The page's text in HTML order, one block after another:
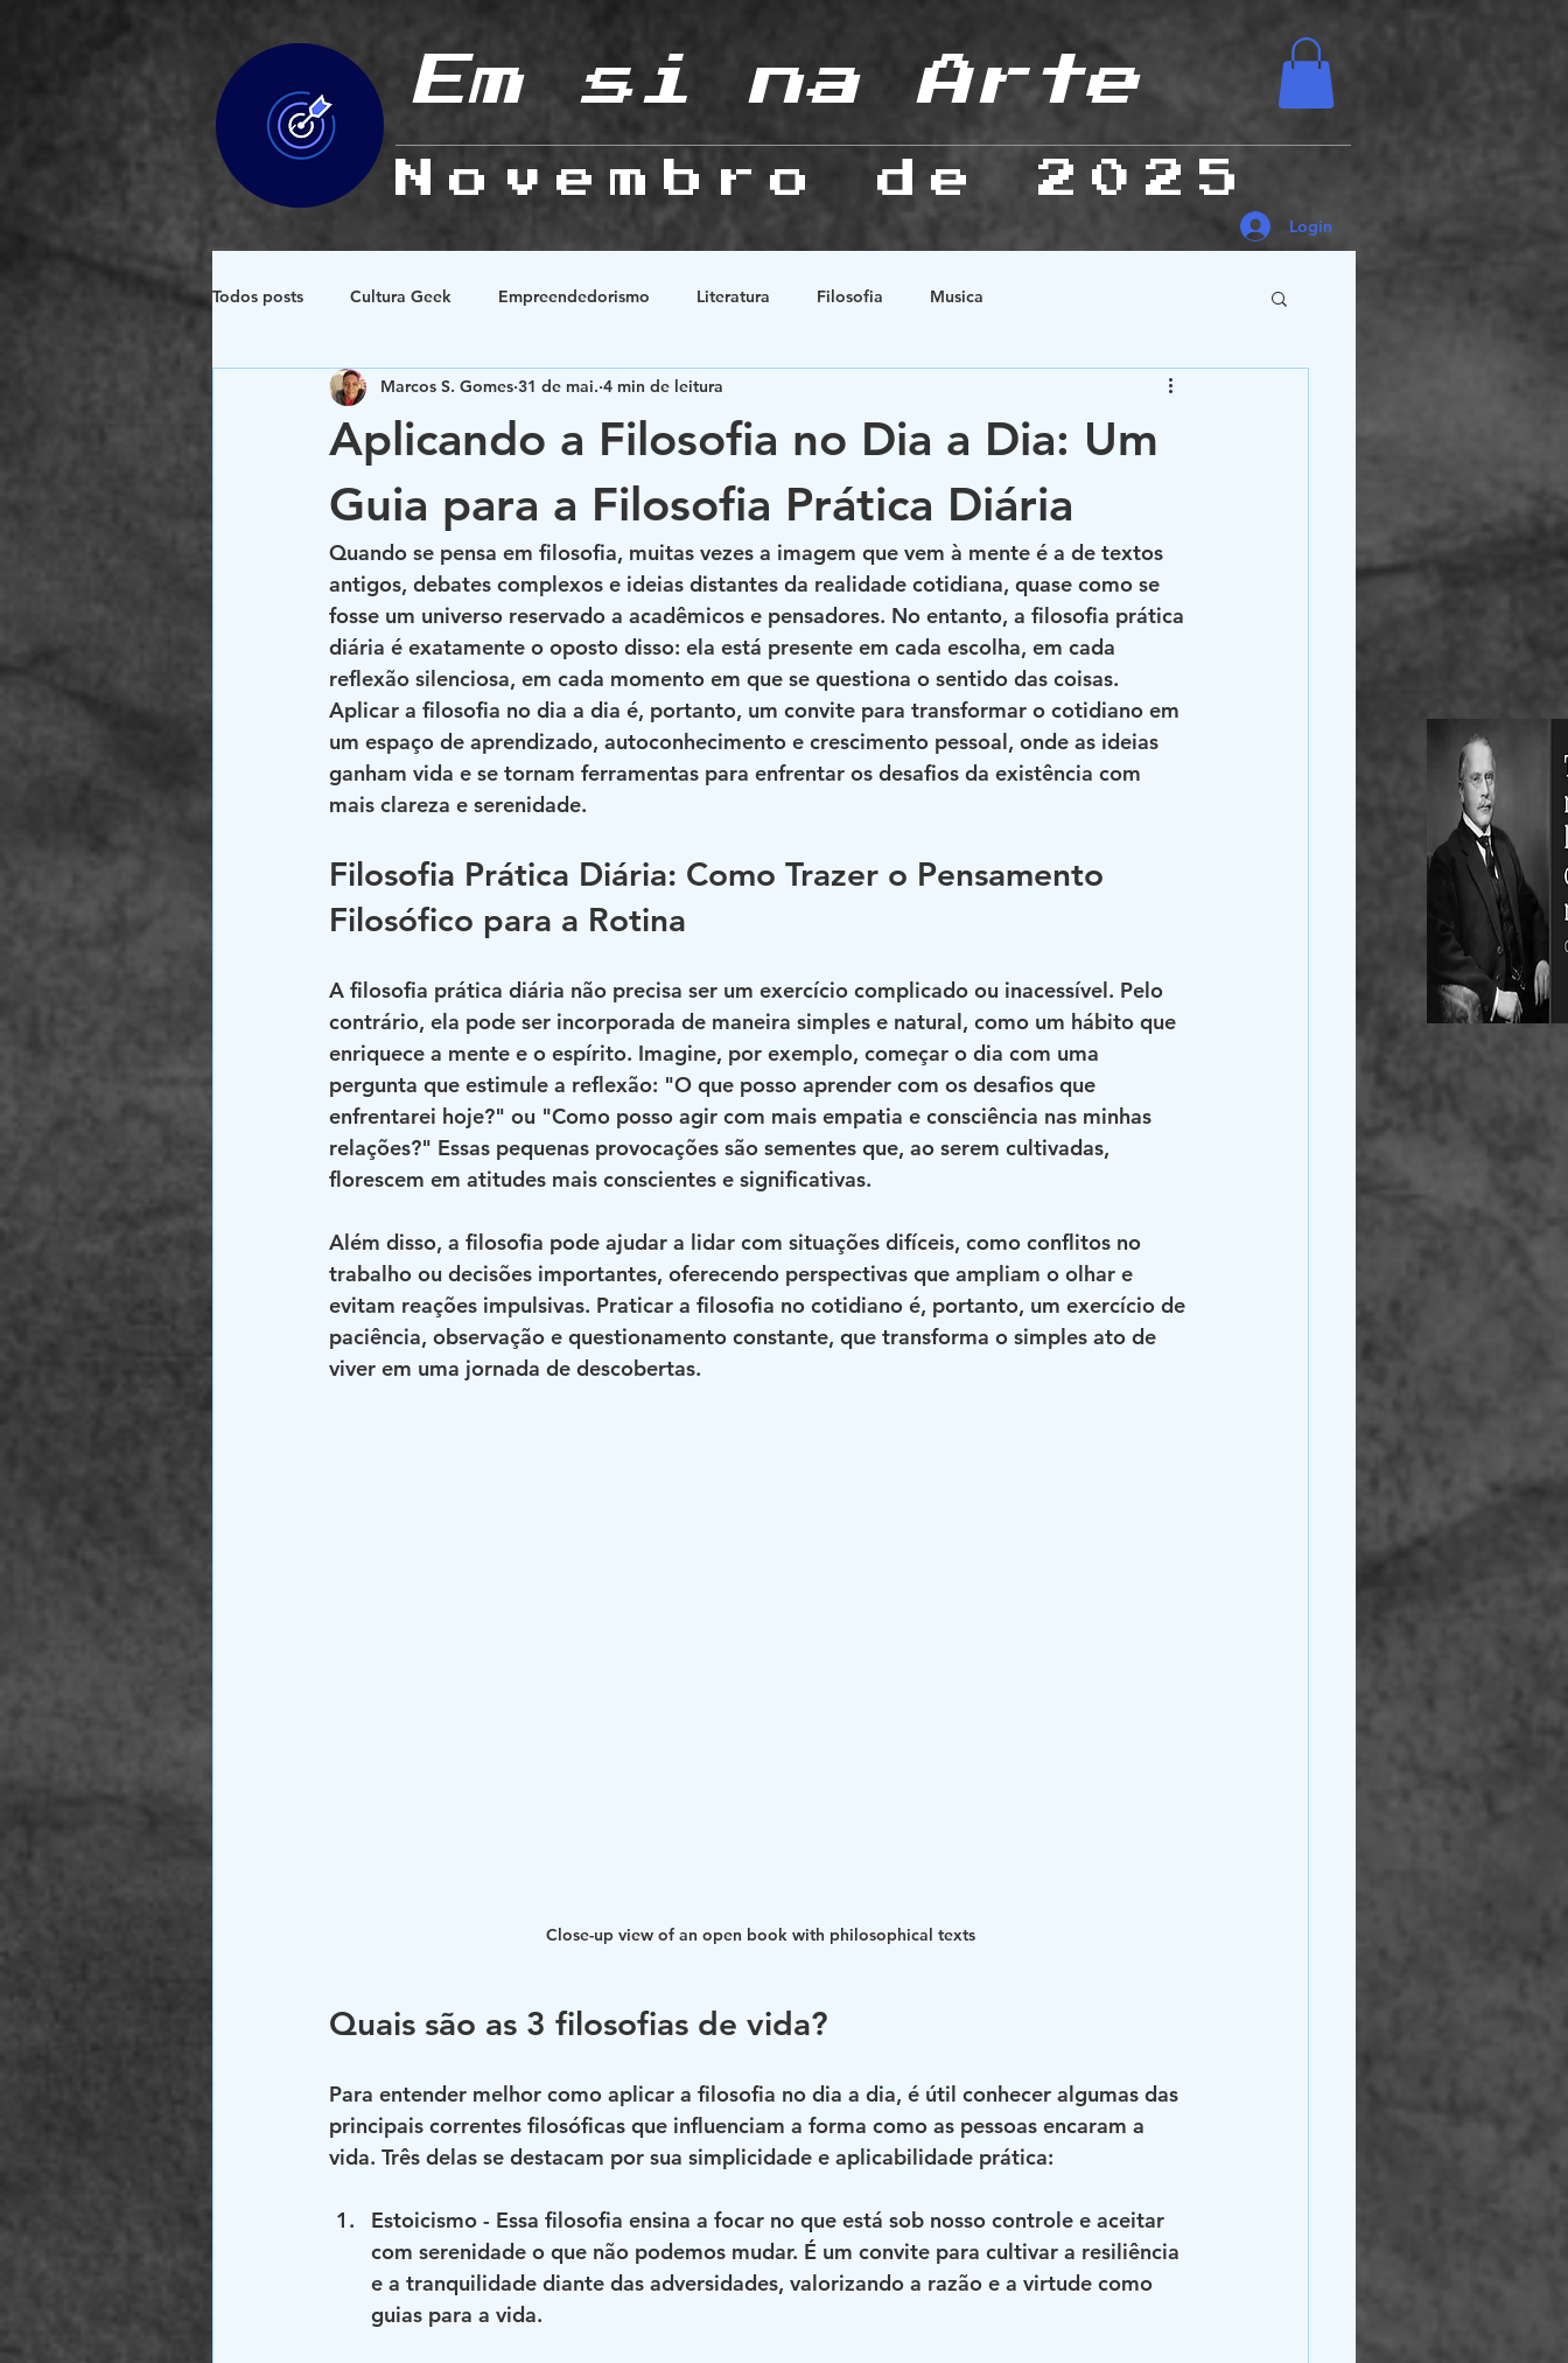
Em si na Arte
Novembro de 2025
Login
Todos posts Cultura Geek Empreendedorismo Literatura Filosofia Musica
Espiritualidade e Esoterismo Natureza História
Design e Simbologias
Aplicando a Filosofia no Dia a Dia: Um
Guia para a Filosofia Prática Diária
Marcos S. Gomes 31 de mai. 4 min de leitura
Quando se pensa em filosofia, muitas vezes a imagem que vem à mente é a de textos
antigos, debates complexos e ideias distantes da realidade cotidiana, quase como se
fosse um universo reservado a acadêmicos e pensadores. No entanto, a filosofia prática
diária é exatamente o oposto disso: ela está presente em cada escolha, em cada
reflexão silenciosa, em cada momento em que se questiona o sentido das coisas.
Aplicar a filosofia no dia a dia é, portanto, um convite para transformar o cotidiano em
um espaço de aprendizado, autoconhecimento e crescimento pessoal, onde as ideias
ganham vida e se tornam ferramentas para enfrentar os desafios da existência com
mais clareza e serenidade.
Filosofia Prática Diária: Como Trazer o Pensamento
Filosófico para a Rotina
A filosofia prática diária não precisa ser um exercício complicado ou inacessível. Pelo
contrário, ela pode ser incorporada de maneira simples e natural, como um hábito que
enriquece a mente e o espírito. Imagine, por exemplo, começar o dia com uma
pergunta que estimule a reflexão: "O que posso aprender com os desafios que
enfrentarei hoje?" ou "Como posso agir com mais empatia e consciência nas minhas
relações?" Essas pequenas provocações são sementes que, ao serem cultivadas,
florescem em atitudes mais conscientes e significativas.
Além disso, a filosofia pode ajudar a lidar com situações difíceis, como conflitos no
trabalho ou decisões importantes, oferecendo perspectivas que ampliam o olhar e
evitam reações impulsivas. Praticar a filosofia no cotidiano é, portanto, um exercício de
paciência, observação e questionamento constante, que transforma o simples ato de
viver em uma jornada de descobertas.
Close-up view of an open book with philosophical texts
Quais são as 3 filosofias de vida?
Para entender melhor como aplicar a filosofia no dia a dia, é útil conhecer algumas das
principais correntes filosóficas que influenciam a forma como as pessoas encaram a
vida. Três delas se destacam por sua simplicidade e aplicabilidade prática:
Estoicismo - Essa filosofia ensina a focar no que está sob nosso controle e aceitar
com serenidade o que não podemos mudar. É um convite para cultivar a resiliência
e a tranquilidade diante das adversidades, valorizando a razão e a virtude como
guias para a vida.